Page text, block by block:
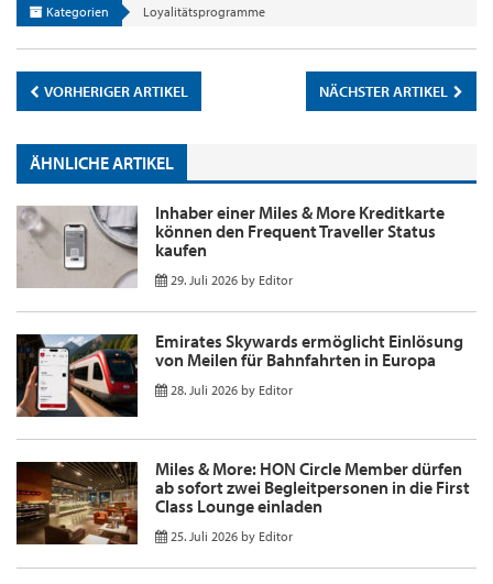
Kategorien Loyalitätsprogramme
VORHERIGER ARTIKEL NÄCHSTER ARTIKEL
ÄHNLICHE ARTIKEL
Inhaber einer Miles & More Kreditkarte
können den Frequent Traveller Status
kaufen
29. Juli 2026 by Editor
Emirates Skywards ermöglicht Einlösung
von Meilen für Bahnfahrten in Europa
28. Juli 2026 by Editor
Miles & More: HON Circle Member dürfen
ab sofort zwei Begleitpersonen in die First
Class Lounge einladen
25. Juli 2026 by Editor